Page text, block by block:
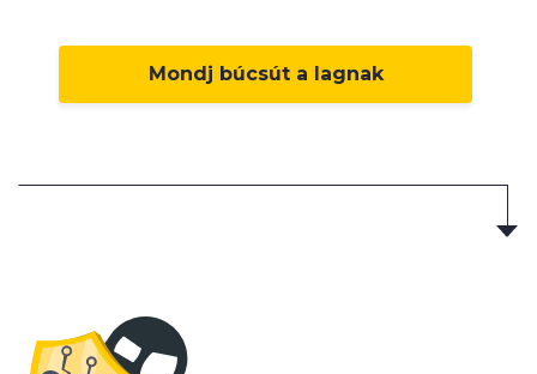
Mondj búcsút a lagnak